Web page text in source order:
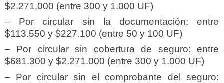
$2.271.000 (entre 300 y 1.000 UF)
– Por circular sin la documentación: entre
$113.550 y $227.100 (entre 50 y 100 UF)
– Por circular sin cobertura de seguro: entre
$681.300 y $2.271.000 (entre 300 y 1.000 UF)
– Por circular sin el comprobante del seguro: